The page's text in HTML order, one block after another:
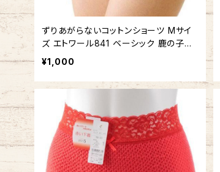
ずりあがらないコットンショーツ Mサイ
ズ エトワール841 ベーシック 鹿の子編
み
¥1,000